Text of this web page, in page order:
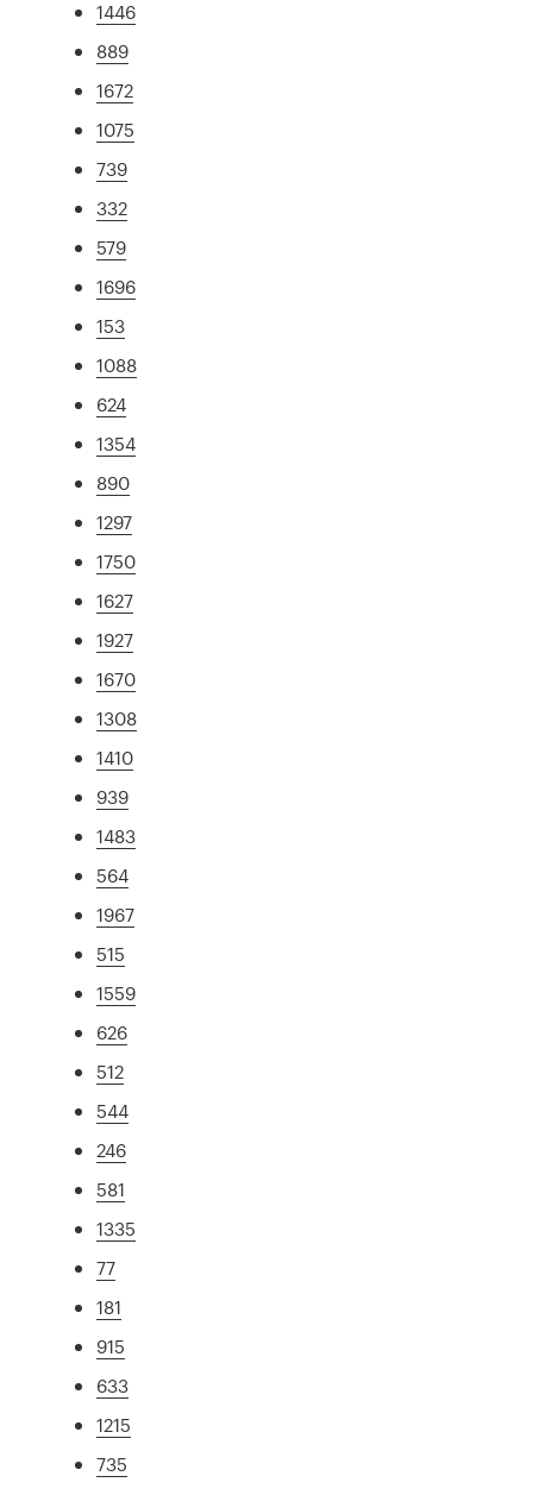
1446
889
1672
1075
739
332
579
1696
153
1088
624
1354
890
1297
1750
1627
1927
1670
1308
1410
939
1483
564
1967
515
1559
626
512
544
246
581
1335
77
181
915
633
1215
735